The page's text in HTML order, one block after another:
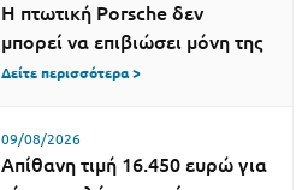
Η πτωτική Porsche δεν
μπορεί να επιβιώσει μόνη της
Δείτε περισσότερα >
09/08/2026
Απίθανη τιμή 16.450 ευρώ για